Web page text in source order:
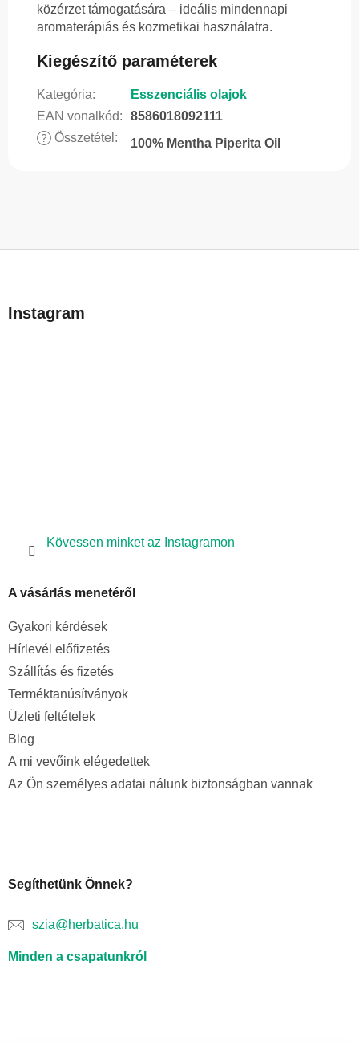
közérzet támogatására – ideális mindennapi
aromaterápiás és kozmetikai használatra.
Kiegészítő paraméterek
Kategória:
Esszenciális olajok
EAN vonalkód: 8586018092111
? Összetétel : 100% Mentha Piperita Oil
bInstagram
Kövessen minket az Instagramon
A vásárlás menetéről
Gyakori kérdések
Hírlevél előfizetés
Szállítás és fizetés
Terméktanúsítványok
Üzleti feltételek
Blog
A mi vevőink elégedettek
Az Ön személyes adatai nálunk biztonságban vannak
Segíthetünk Önnek?
szia@herbatica.hu
Minden a csapatunkról